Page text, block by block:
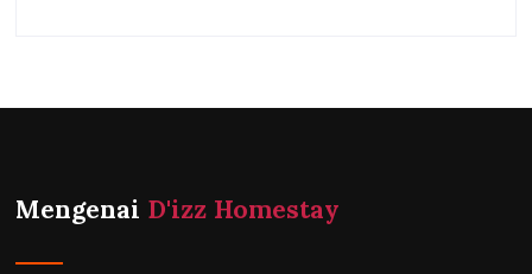
Mengenai D'izz Homestay